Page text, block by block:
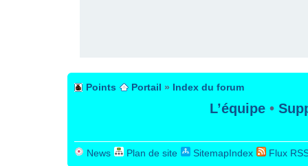
Points Portail » Index du forum
L’équipe •
News Plan de site SitemapIndex Flux